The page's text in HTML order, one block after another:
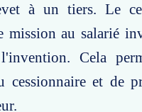
à un tiers. Le
mission au salarié
Cela
cessionnaire et de